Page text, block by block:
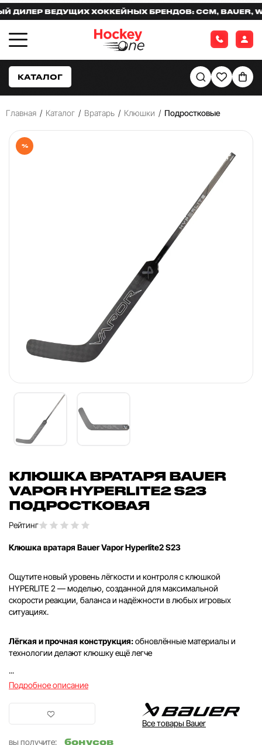
ВЕДУЩИХ ХОККЕЙНЫХ БРЕНДОВ: CCM, BAUER,
КАТАЛОГ
Главная / Каталог / Вратарь / Клюшки / Подростковые
%
КЛЮШКА ВРАТАРЯ BAUER
VAPOR HYPERLITE2 S23
ПОДРОСТКОВАЯ
Рейтинг
Клюшка вратаря Bauer Vapor Hyperlite2 S23
Ощутите новый уровень лёгкости и контроля с клюшкой
HYPERLITE 2 — моделью, созданной для максимальной
скорости реакции, баланса и надёжности в любых игровых
ситуациях.
Лёгкая и прочная конструкция:обновлённые материалы и
технологии делают клюшку ещё легче
...
Подробное описание
Все товары Bauer
вы получите:
бонусов